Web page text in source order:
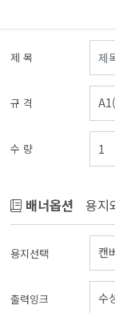
제 목
규 격
수 량
배너옵션 용지
용지선택
출력잉크